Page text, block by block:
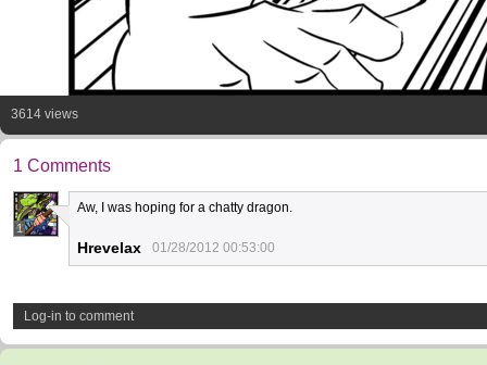
3614 views
1 Comments
1
Aw, I was hoping for a chatty dragon.
Hrevelax 01/28/2012 00:53:00
Log-in to comment